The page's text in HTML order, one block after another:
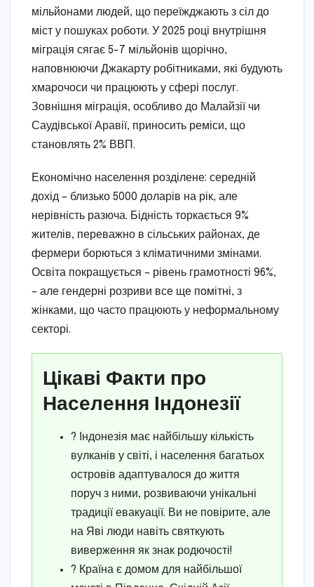
мільйонами людей, що переїжджають з сіл до
міст у пошуках роботи. У 2025 році внутрішня
міграція сягає 5-7 мільйонів щорічно,
наповнюючи Джакарту робітниками, які будують
хмарочоси чи працюють у сфері послуг.
Зовнішня міграція, особливо до Малайзії чи
Саудівської Аравії, приносить реміси, що
становлять 2% ВВП.
Економічно населення розділене: середній
дохід – близько 5000 доларів на рік, але
нерівність разюча. Бідність торкається 9%
жителів, переважно в сільських районах, де
фермери борються з кліматичними змінами.
Освіта покращується – рівень грамотності 96%,
– але гендерні розриви все ще помітні, з
жінками, що часто працюють у неформальному
секторі.
Цікаві Факти про
Населення Індонезії
? Індонезія має найбільшу кількість
вулканів у світі, і населення багатьох
островів адаптувалося до життя
поруч з ними, розвиваючи унікальні
традиції евакуації. Ви не повірите, але
на Яві люди навіть святкують
виверження як знак родючості!
? Країна є домом для найбільшої